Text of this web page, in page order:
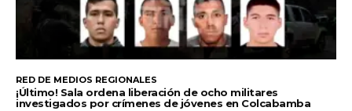
RED DE MEDIOS REGIONALES
¡Último! Sala ordena liberación de ocho militares
investigados por crímenes de jóvenes en Colcabamba